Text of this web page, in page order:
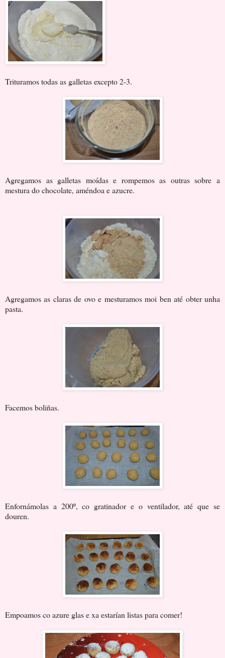
Trituramos todas as galletas excepto 2-3.
Agregamos as galletas moídas e rompemos as outras sobre a
mestura do chocolate, améndoa e azucre.
Agregamos as claras de ovo e mesturamos moi ben até obter unha
pasta.
Facemos boliñas.
Enfornámolas a 200º, co gratinador e o ventilador, até que se
douren.
Empoamos co azure glas e xa estarían listas para comer!